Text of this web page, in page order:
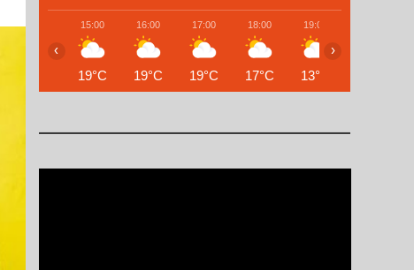
15:00
19°C
16:00
19°C
17:00
19°C
18:00
17°C
19:00
13°C
‹ ›